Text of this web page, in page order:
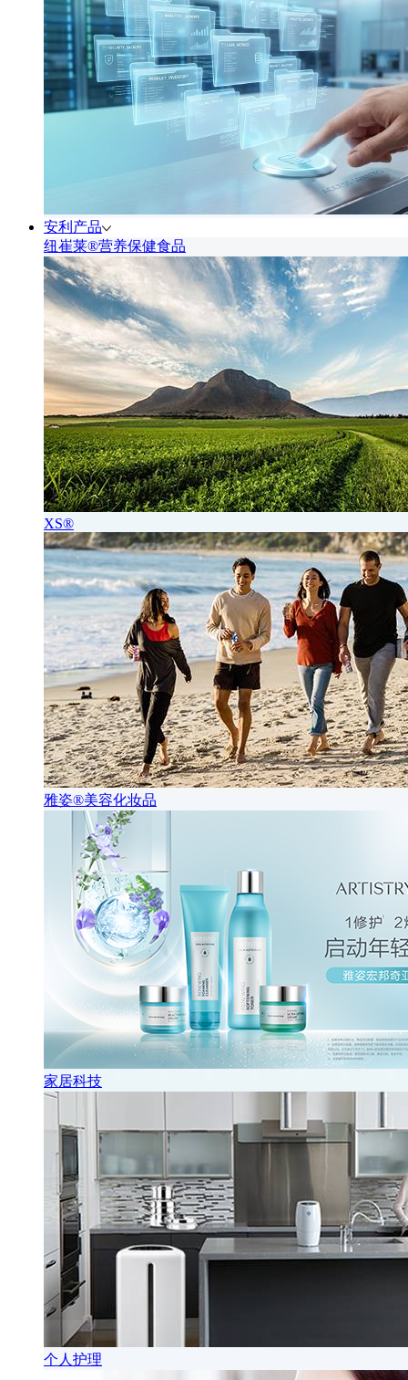
安利产品
纽崔莱®营养保健食品
XS®
雅姿®美容化妆品
家居科技
个人护理